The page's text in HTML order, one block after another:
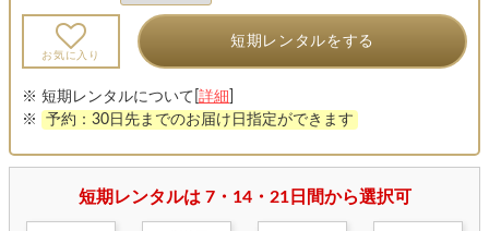
お気に入り
短期レンタルをする
※ 短期レンタルについて[ 詳細
※
予約：30日先までのお届け日指定ができます
短期レンタルは 7・14・21日間から選択可